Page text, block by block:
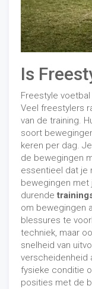
Is
Freestyle
Veel freestylers
van de training.
soort
keren per dag.
de bewegingen
essentieel dat je
bewegingen met
durende
om bewegingen
blessures te
techniek, maar
snelheid van
verscheidenheid
fysieke conditie
posities met de